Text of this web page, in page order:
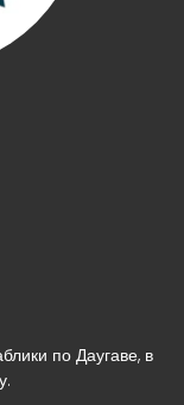
по Даугаве, в